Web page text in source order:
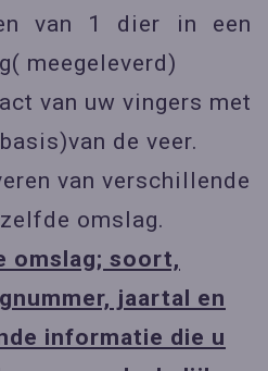
van 1 dier in een
meegeleverd)
van uw vingers met
de veer.
van verschillende
omslag.
omslag; soort,
jaartal en
informatie die u